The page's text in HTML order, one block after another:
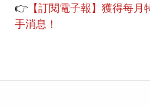
👉 【訂閱電子報】獲得每
手消息！